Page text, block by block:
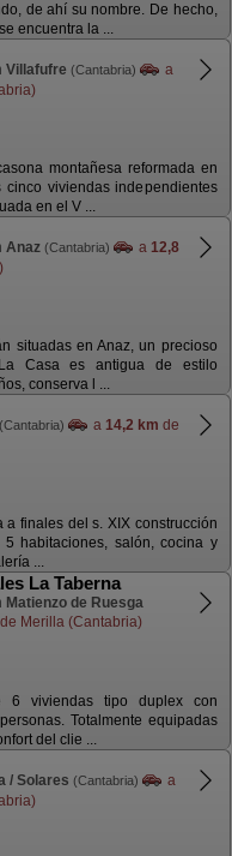
de ahí su nombre. De hecho,
encuentra la ...
Villafufre (Cantabria)
a
montañesa reformada en
viviendas independientes
en el V ...
Anaz (Cantabria) a 12,8
situadas en Anaz, un precioso
Casa es antigua de estilo
conserva l ...
(Cantabria) a 14,2 km de
a finales del s. XIX construcción
habitaciones, salón, cocina y
...
La Taberna
Matienzo de Ruesga
de Merilla (Cantabria)
6 viviendas tipo duplex con
Totalmente equipadas
del clie ...
/ Solares (Cantabria)
a